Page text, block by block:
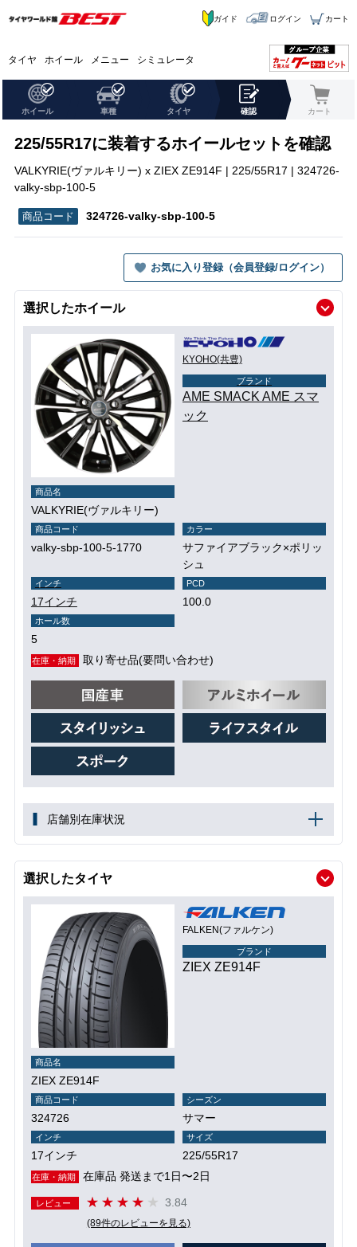
タイヤ ホイール メニュー シミュレータ
ガイド ログイン カート
ホイール 車種 タイヤ 確認 カート
225/55R17に装着するホイールセットを確認
VALKYRIE(ヴァルキリー) x ZIEX ZE914F | 225/55R17 | 324726-
valky-sbp-100-5
324726-valky-sbp-100-5
お気に入り登録（会員登録/ログイン）
選択したホイール
KYOHO(共豊)
ブランド
AME SMACK AME スマ
ック
商品名
VALKYRIE(ヴァルキリー)
商品コード
valky-sbp-100-5-1770
カラー
サファイアブラック×ポリッ
シュ
インチ
17インチ
PCD
100.0
ホール数
5
在庫・納期 取り寄せ品(要問い合わせ)
店舗別在庫状況
選択したタイヤ
FALKEN(ファルケン)
ブランド
ZIEX ZE914F
商品名
ZIEX ZE914F
商品コード
324726
シーズン
サマー
インチ
17インチ
サイズ
225/55R17
在庫・納期 在庫品 発送まで1日〜2日
レビュー 3.84
(89件のレビューを見る)